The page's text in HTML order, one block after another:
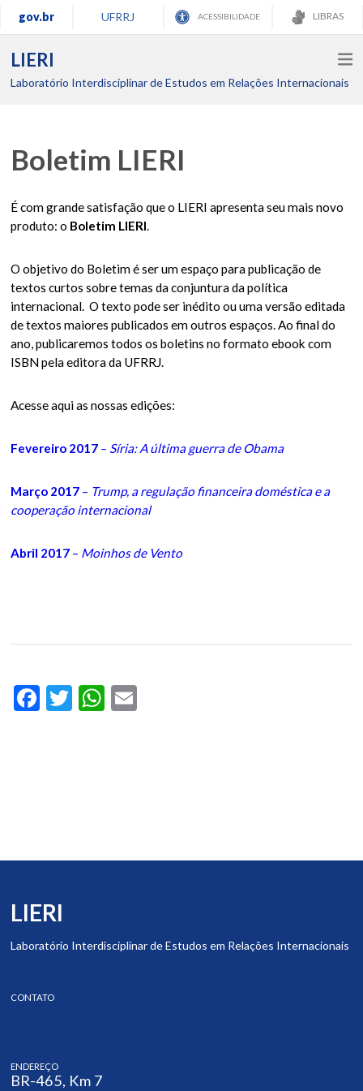
gov.br UFRRJ ACESSIBILIDADE LIBRAS
LIERI
Laboratório Interdisciplinar de Estudos em Relações Internacionais
Boletim LIERI
É com grande satisfação que o LIERI apresenta seu mais novo
produto: o Boletim LIERI.
O objetivo do Boletim é ser um espaço para publicação de
textos curtos sobre temas da conjuntura da política
internacional. O texto pode ser inédito ou uma versão editada
de textos maiores publicados em outros espaços. Ao final do
ano, publicaremos todos os boletins no formato ebook com
ISBN pela editora da UFRRJ.
Acesse aqui as nossas edições:
Fevereiro 2017 – Síria: A última guerra de Obama
Março 2017 – Trump, a regulação financeira doméstica e a
cooperação internacional
Abril 2017 – Moinhos de Vento
Facebook
TwitterWhatsApp
LIERI
Laboratório Interdisciplinar de Estudos em Relações Internacionais
CONTATO
ENDEREÇO
BR-465, Km 7